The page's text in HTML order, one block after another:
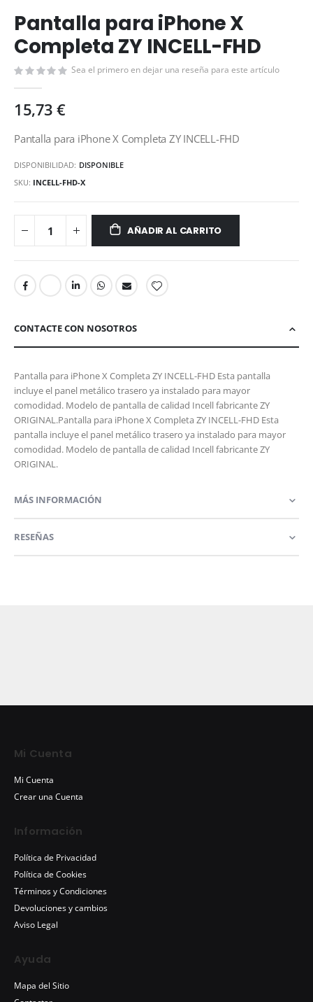
al
comienzo
de
galería
de
imágenes
Pantalla para iPhone X
Completa ZY INCELL-FHD
Sea el primero en dejar una reseña para este artículo
15,73 €
Pantalla para iPhone X Completa ZY INCELL-FHD
DISPONIBILIDAD: DISPONIBLE
SKU INCELL-FHD-X
AÑADIR AL CARRITO
CONTACTE CON NOSOTROS
Pantalla para iPhone X Completa ZY INCELL-FHD Esta pantalla
incluye el panel metálico trasero ya instalado para mayor
comodidad. Modelo de pantalla de calidad Incell fabricante ZY
ORIGINAL.Pantalla para iPhone X Completa ZY INCELL-FHD Esta
pantalla incluye el panel metálico trasero ya instalado para mayor
comodidad. Modelo de pantalla de calidad Incell fabricante ZY
ORIGINAL.
MÁS INFORMACIÓN
RESEÑAS
Mi Cuenta
Mi Cuenta
Crear una Cuenta
Información
Política de Privacidad
Política de Cookies
Términos y Condiciones
Devoluciones y cambios
Aviso Legal
Ayuda
Mapa del Sitio